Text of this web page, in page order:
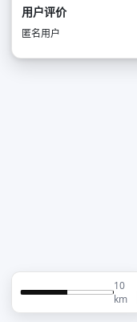
用户评价
匿名用户
10
km